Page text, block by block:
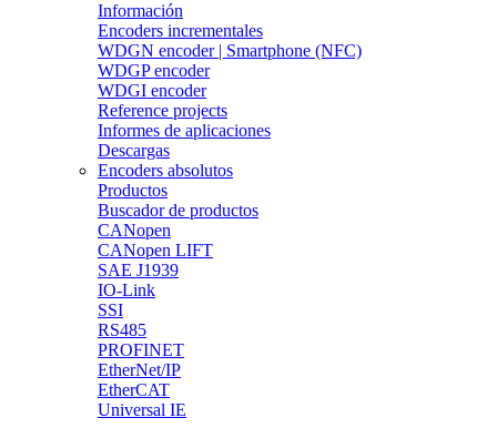
Información
Encoders incrementales
WDGN encoder | Smartphone (NFC)
WDGP encoder
WDGI encoder
Reference projects
Informes de aplicaciones
Descargas
Encoders absolutos
Productos
Buscador de productos
CANopen
CANopen LIFT
SAE J1939
IO-Link
SSI
RS485
PROFINET
EtherNet/IP
EtherCAT
Universal IE